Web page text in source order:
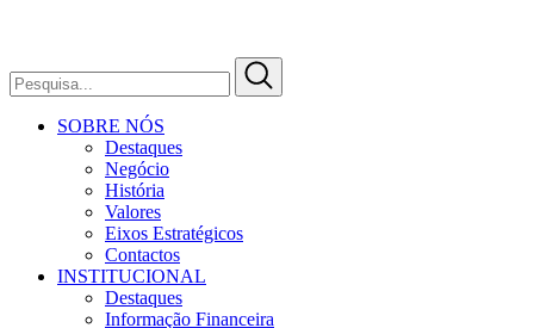
SOBRE NÓS
Destaques
Negócio
História
Valores
Eixos Estratégicos
Contactos
INSTITUCIONAL
Destaques
Informação Financeira